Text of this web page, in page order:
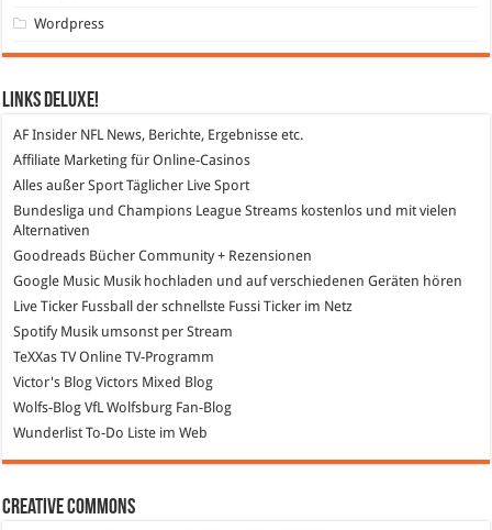
Wordpress
Links DeLuXe!
AF Insider NFL News, Berichte, Ergebnisse etc.
Affiliate Marketing für Online-Casinos
Alles außer Sport Täglicher Live Sport
Bundesliga und Champions League Streams kostenlos und mit vielen
Alternativen
Goodreads Bücher Community + Rezensionen
Google Music Musik hochladen und auf verschiedenen Geräten hören
Live Ticker Fussball der schnellste Fussi Ticker im Netz
SpotifyMusik umsonst per Stream
TeXXas TVOnline TV-Programm
Victor's Blog Victors Mixed Blog
Wolfs-Blog VfL Wolfsburg Fan-Blog
Wunderlist To-Do Liste im Web
Creative Commons